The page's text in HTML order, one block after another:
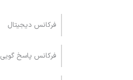
فرکانس دیجیتال
فرکانس پاسخ گویی